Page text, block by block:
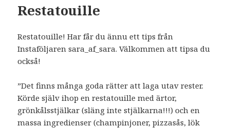
Restatouille
Restatouille! Har får du ännu ett tips från
Instaföljaren sara_af_sara. Välkommen att tipsa du
också!
”Det finns många goda rätter att laga utav rester.
Körde själv ihop en restatouille med ärtor,
grönkålsstjälkar (släng inte stjälkarna!!!) och en
massa ingredienser (champinjoner, pizzasås, lök